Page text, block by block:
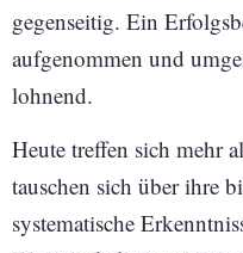
gegenseitig. Ein
aufgenommen und
lohnend.
Heute treffen sich mehr
tauschen sich über ihre
systematische